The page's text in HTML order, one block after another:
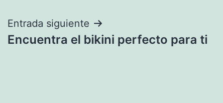
Entrada siguiente
Encuentra el bikini perfecto para ti